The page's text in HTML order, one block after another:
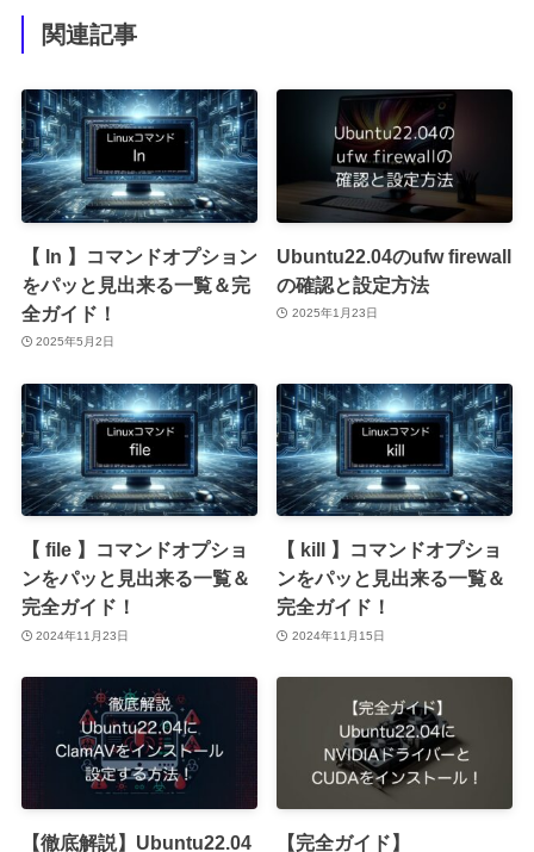
関連記事
【 ln 】コマンドオプション
をパッと見出来る一覧＆完
全ガイド！
2025年5月2日
Ubuntu22.04のufw firewall
の確認と設定方法
2025年1月23日
【 file 】コマンドオプショ
ンをパッと見出来る一覧＆
完全ガイド！
2024年11月23日
【 kill 】コマンドオプショ
ンをパッと見出来る一覧＆
完全ガイド！
2024年11月15日
【徹底解説】Ubuntu22.04 【完全ガイド】